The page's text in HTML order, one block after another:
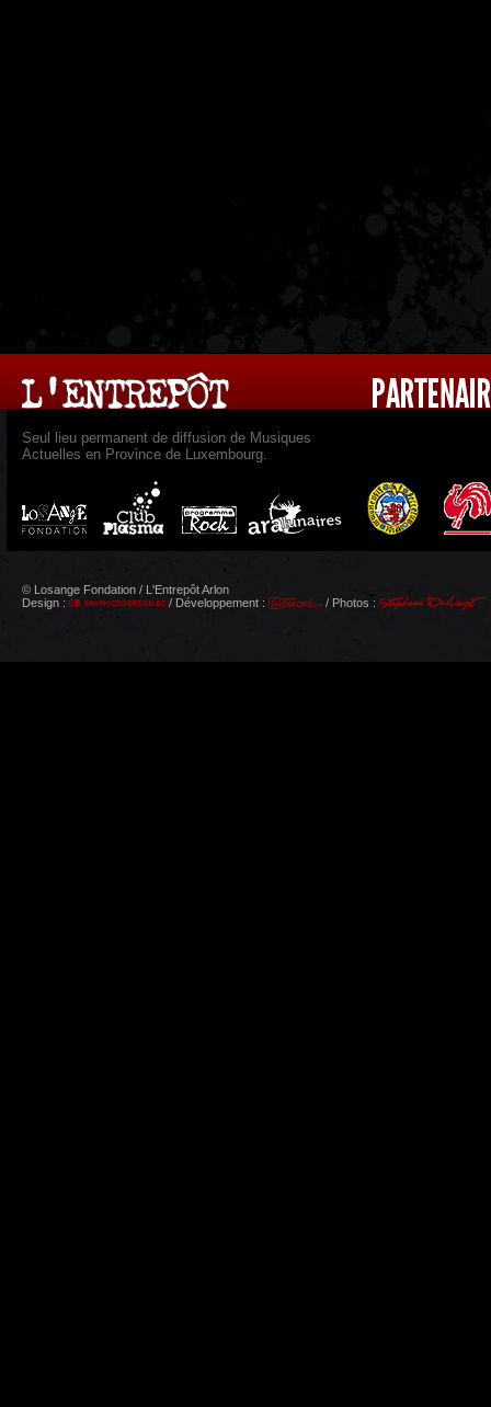
Seul lieu permanent de diffusion de Musiques
Actuelles en Province de Luxembourg.
© Losange Fondation / L'Entrepôt Arlon
Design :
/ Développement : / Photos :